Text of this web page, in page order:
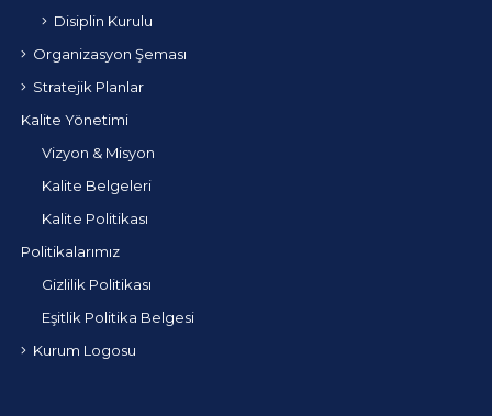
Disiplin Kurulu
Organizasyon Şeması
Stratejik Planlar
Kalite Yönetimi
Vizyon & Misyon
Kalite Belgeleri
Kalite Politikası
Politikalarımız
Gizlilik Politikası
Eşitlik Politika Belgesi
Kurum Logosu